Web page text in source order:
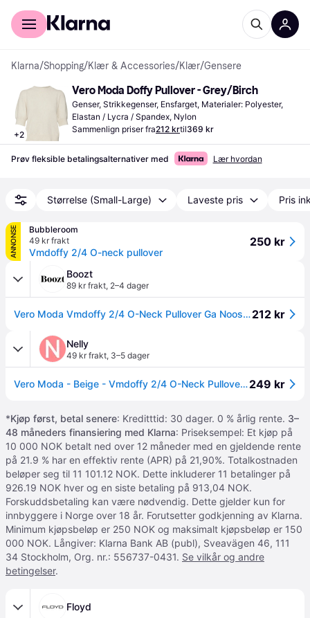
For kunder
Klarna/Shopping/Klær & Accessories/Klær/Gensere
+2
Vero Moda Doffy Pullover - Grey/Birch
Genser, Strikkegenser, Ensfarget, Materialer: Polyester,
Elastan / Lycra / Spandex, Nylon
Sammenlign priser fra212 krtil369 kr
Prøv fleksible betalingsalternativer med Lær hvordan
Størrelse (Small-Large) Laveste pris Pris
ANNONSE
Bubbleroom
49 kr frakt
Vmdoffy 2/4 O-neck pullover
250 kr
Boozt
89 kr frakt, 2–4 dager
Vero Moda Vmdoffy 2/4 O-Neck Pullover Ga Noos - Grey - XS212 kr
Nelly
49 kr frakt, 3–5 dager
Vero Moda - Beige - Vmdoffy 2/4 O-Neck Pullover Ga Noos - Large249 kr
*Kjøp først, betal senere: Kreditttid: 30 dager. 0 % årlig rente. 3–
48 måneders finansiering med Klarna: Priseksempel: Et kjøp på
10 000 NOK betalt ned over 12 måneder med en gjeldende rente
på 21.9 % har en effektiv rente (APR) på 21,90%. Totalkostnaden
beløper seg til 11 101.12 NOK. Dette inkluderer 11 betalinger på
926.19 NOK hver og en siste betaling på 913,04 NOK.
Forskuddsbetaling kan være nødvendig. Dette gjelder kun for
innbyggere i Norge over 18 år. Forutsetter godkjenning av Klarna.
Minimum kjøpsbeløp er 250 NOK og maksimalt kjøpsbeløp er 150
000 NOK. Långiver: Klarna Bank AB (publ), Sveavägen 46, 111
34 Stockholm, Org. nr.: 556737-0431. Se vilkår og andre
betingelser.
Floyd